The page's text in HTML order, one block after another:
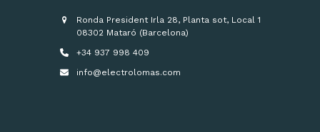
Ronda President Irla 28, Planta sot, Local 1
08302 Mataró (Barcelona)
+34 937 998 409
info@electrolomas.com